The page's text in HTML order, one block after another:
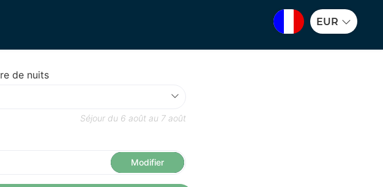
EUR
de nuits
Séjour du 6 août au 7 août
Modifier